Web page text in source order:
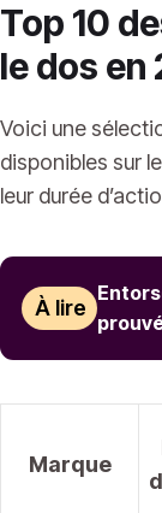
Top 10
le dos en
Voici une
disponibles sur
leur durée
À lire
Marque